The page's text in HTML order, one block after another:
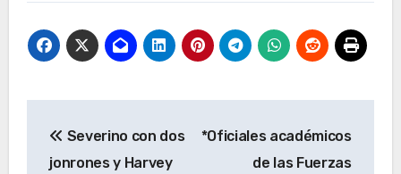
de
Severino con dos
jonrones y Harvey
*Oficiales académicos
de las Fuerzas